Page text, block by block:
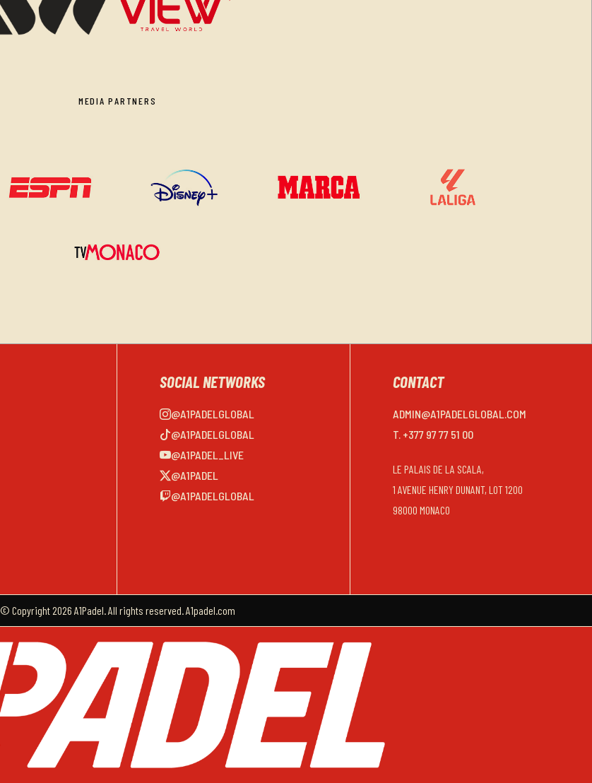
MEDIA PARTNERS
SOCIAL NETWORKS
@A1PADELGLOBAL
@A1PADELGLOBAL
@A1PADEL_LIVE
@A1PADEL
@A1PADELGLOBAL
CONTACT
ADMIN@A1PADELGLOBAL.COM
T. +377 97 77 51 00
LE PALAIS DE LA SCALA,
1 AVENUE HENRY DUNANT, LOT 1200
98000 MONACO
© Copyright 2026 A1Padel. All rights reserved. A1padel.com